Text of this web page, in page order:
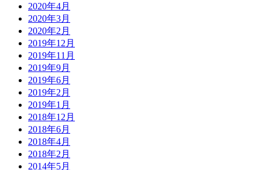
2020年4月
2020年3月
2020年2月
2019年12月
2019年11月
2019年9月
2019年6月
2019年2月
2019年1月
2018年12月
2018年6月
2018年4月
2018年2月
2014年5月